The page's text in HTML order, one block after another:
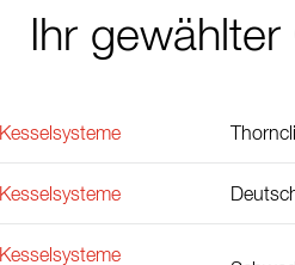
Ihr
Kesselsysteme
Kesselsysteme
Kesselsysteme